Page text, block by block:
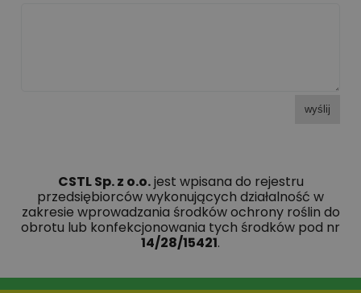
wyślij
CSTL Sp. z o.o.jest wpisana do rejestru
przedsiębiorców wykonujących działalność w
zakresie wprowadzania środków ochrony roślin do
obrotu lub konfekcjonowania tych środków pod nr
14/28/15421.